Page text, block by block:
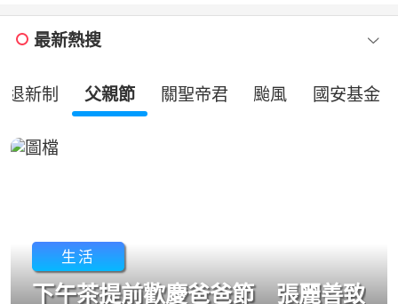
最新熱搜
退新制 父親節 關聖帝君 颱風 國安基金
生活
下午茶提前歡慶爸爸節 張麗善致